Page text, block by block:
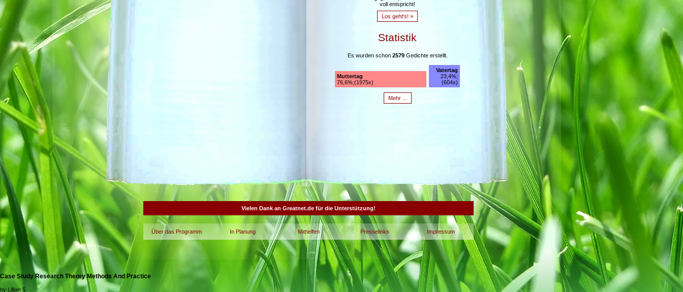
voll entspricht!
Los geht's! »
Statistik
Es wurden schon 2579Gedichte erstellt.
Muttertag
76,6%;(1975x)
Vatertag
23,4%;
(604x)
Mehr ...
Vielen Dank an Greatnet.de für die Unterstützung!
Über das Programm In Planung Mithelfen Presselinks Impressum
Case Study Research Theory Methods And Practice
by Lillian 5